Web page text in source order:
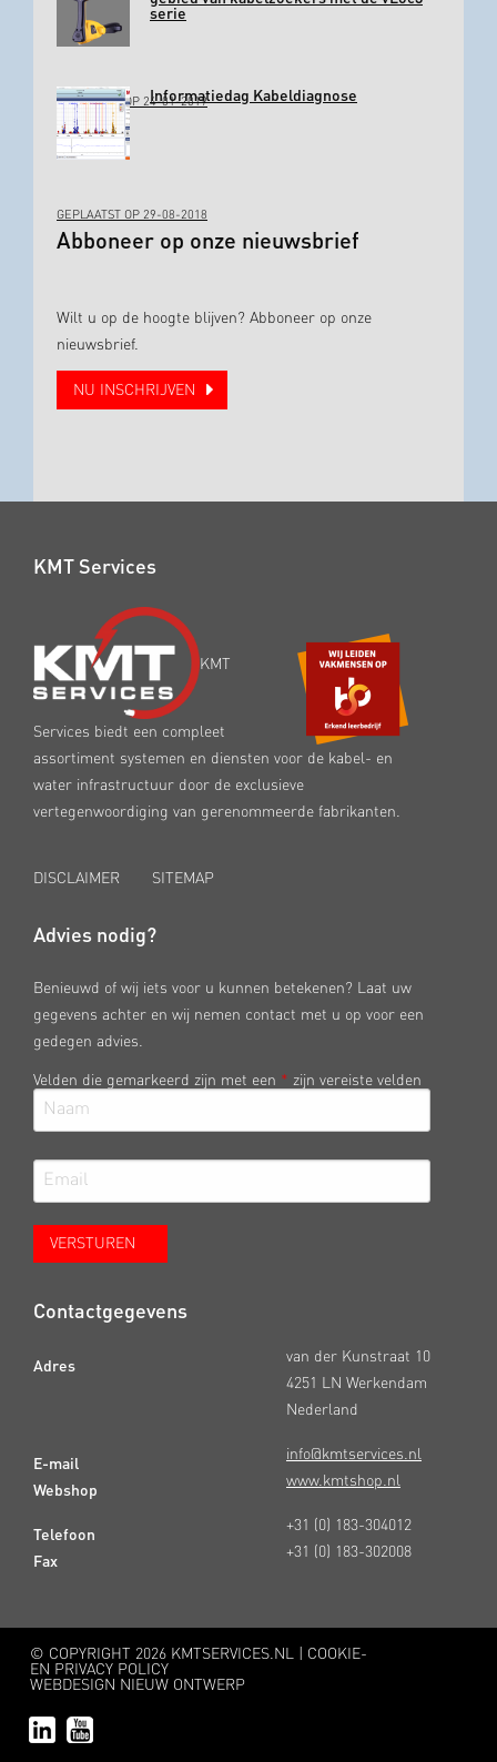
serie
GEPLAATST OP 24-01-2019Informatiedag Kabeldiagnose
GEPLAATST OP 29-08-2018
Abboneer op onze nieuwsbrief
Wilt u op de hoogte blijven? Abboneer op onze
nieuwsbrief.
NU INSCHRIJVEN
KMT Services
KMT
Services biedt een compleet
assortiment systemen en diensten voor de kabel- en
water infrastructuur door de exclusieve
vertegenwoordiging van gerenommeerde fabrikanten.
DISCLAIMER SITEMAP
Advies nodig?
Benieuwd of wij iets voor u kunnen betekenen? Laat uw
gegevens achter en wij nemen contact met u op voor een
gedegen advies.
Velden die gemarkeerd zijn met een * zijn vereiste velden
Contactgegevens
Adres
E-mail
Webshop
Telefoon
Fax
van der Kunstraat 10
4251 LN Werkendam
Nederland
info@kmtservices.nl
www.kmtshop.nl
+31 (0) 183-304012
+31 (0) 183-302008
© COPYRIGHT 2026 KMTSERVICES.NL | COOKIE-
EN PRIVACY POLICY
WEBDESIGN NIEUW ONTWERP